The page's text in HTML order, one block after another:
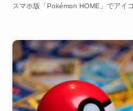
スマホ版「Pokémon HOME」でアイ